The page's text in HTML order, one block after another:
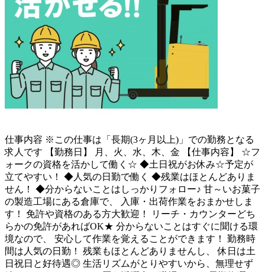
仕事内容 ※この仕事は「長期(3ヶ月以上)」での勤務となる
求人です 【勤務日】 月、火、水、木、金 【仕事内容】 ☆フ
ォークの資格を活かして働く☆ ◆土日祝がお休み☆予定が
立てやすい！ ◆人気の日勤で働く ◆残業はほとんどありま
せん！ ◆分からないことはしっかりフォロー♪ 甘～いお菓子
の製造工場にある倉庫で、 入庫・出荷作業をおまかせしま
す！ 免許や資格のある方大歓迎！ リーチ・カウンターどち
らかの免許があればOK★ 分からないことはすぐに聞ける環
境なので、 安心して作業を覚えることができます！ 勤務時
間は人気の日勤！ 残業もほとんどありませんし、 休日は土
日祝日と好待遇◎ 生活リズムがとりやすいから、無理せず